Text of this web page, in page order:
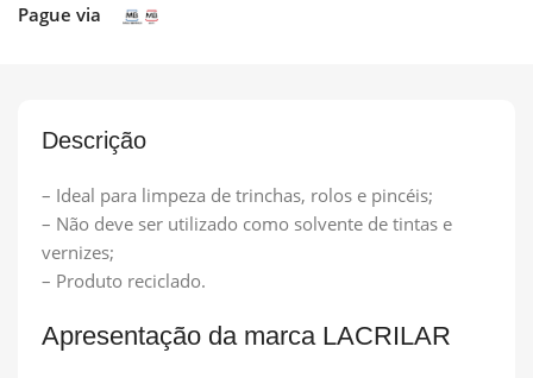
Pague via
Descrição
– Ideal para limpeza de trinchas, rolos e pincéis;
– Não deve ser utilizado como solvente de tintas e
vernizes;
– Produto reciclado.
Apresentação da marca LACRILAR